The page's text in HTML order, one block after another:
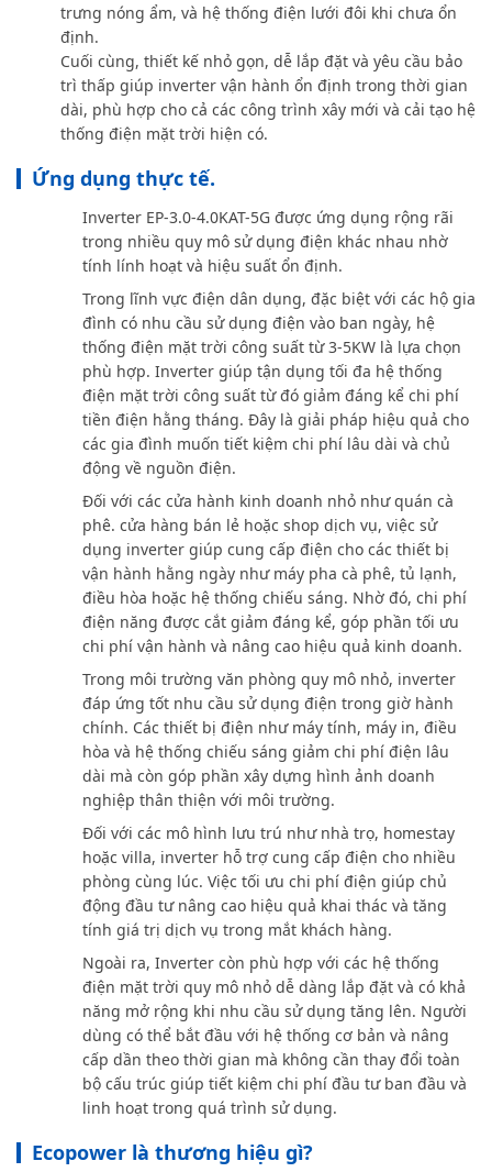
trưng nóng ẩm, và hệ thống điện lưới đôi khi chưa ổn
định.
Cuối cùng, thiết kế nhỏ gọn, dễ lắp đặt và yêu cầu bảo
trì thấp giúp inverter vận hành ổn định trong thời gian
dài, phù hợp cho cả các công trình xây mới và cải tạo hệ
thống điện mặt trời hiện có.
Ứng dụng thực tế.
Inverter EP-3.0-4.0KAT-5G được ứng dụng rộng rãi
trong nhiều quy mô sử dụng điện khác nhau nhờ
tính lính hoạt và hiệu suất ổn định.
Trong lĩnh vực điện dân dụng, đặc biệt với các hộ gia
đình có nhu cầu sử dụng điện vào ban ngày, hệ
thống điện mặt trời công suất từ 3-5KW là lựa chọn
phù hợp. Inverter giúp tận dụng tối đa hệ thống
điện mặt trời công suất từ đó giảm đáng kể chi phí
tiền điện hằng tháng. Đây là giải pháp hiệu quả cho
các gia đình muốn tiết kiệm chi phí lâu dài và chủ
động về nguồn điện.
Đối với các cửa hành kinh doanh nhỏ như quán cà
phê. cửa hàng bán lẻ hoặc shop dịch vụ, việc sử
dụng inverter giúp cung cấp điện cho các thiết bị
vận hành hằng ngày như máy pha cà phê, tủ lạnh,
điều hòa hoặc hệ thống chiếu sáng. Nhờ đó, chi phí
điện năng được cắt giảm đáng kể, góp phần tối ưu
chi phí vận hành và nâng cao hiệu quả kinh doanh.
Trong môi trường văn phòng quy mô nhỏ, inverter
đáp ứng tốt nhu cầu sử dụng điện trong giờ hành
chính. Các thiết bị điện như máy tính, máy in, điều
hòa và hệ thống chiếu sáng giảm chi phí điện lâu
dài mà còn góp phần xây dựng hình ảnh doanh
nghiệp thân thiện với môi trường.
Đối với các mô hình lưu trú như nhà trọ, homestay
hoặc villa, inverter hỗ trợ cung cấp điện cho nhiều
phòng cùng lúc. Việc tối ưu chi phí điện giúp chủ
động đầu tư nâng cao hiệu quả khai thác và tăng
tính giá trị dịch vụ trong mắt khách hàng.
Ngoài ra, Inverter còn phù hợp với các hệ thống
điện mặt trời quy mô nhỏ dễ dàng lắp đặt và có khả
năng mở rộng khi nhu cầu sử dụng tăng lên. Người
dùng có thể bắt đầu với hệ thống cơ bản và nâng
cấp dần theo thời gian mà không cần thay đổi toàn
bộ cấu trúc giúp tiết kiệm chi phí đầu tư ban đầu và
linh hoạt trong quá trình sử dụng.
Ecopower là thương hiệu gì?